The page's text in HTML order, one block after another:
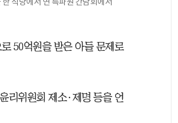
50억원을 받은 아들 문제로
리위원회 제소·제명 등을 언